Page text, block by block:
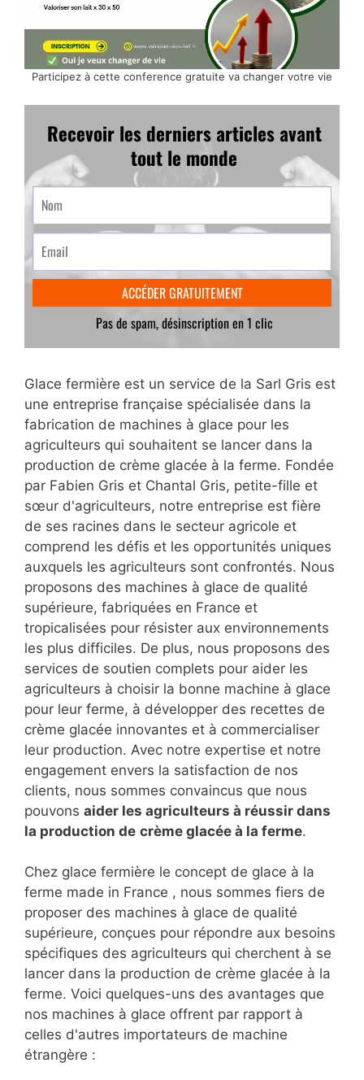
Participez à cette conference gratuite va changer votre vie
Glace fermière est un service de la Sarl Gris est
une entreprise française spécialisée dans la
fabrication de machines à glace pour les
agriculteurs qui souhaitent se lancer dans la
production de crème glacée à la ferme. Fondée
par Fabien Gris et Chantal Gris, petite-fille et
sœur d'agriculteurs, notre entreprise est fière
de ses racines dans le secteur agricole et
comprend les défis et les opportunités uniques
auxquels les agriculteurs sont confrontés. Nous
proposons des machines à glace de qualité
supérieure, fabriquées en France et
tropicalisées pour résister aux environnements
les plus difficiles. De plus, nous proposons des
services de soutien complets pour aider les
agriculteurs à choisir la bonne machine à glace
pour leur ferme, à développer des recettes de
crème glacée innovantes et à commercialiser
leur production. Avec notre expertise et notre
engagement envers la satisfaction de nos
clients, nous sommes convaincus que nous
pouvons aider les agriculteurs à réussir dans
la production de crème glacée à la ferme.
Chez glace fermière le concept de glace à la
ferme made in France , nous sommes fiers de
proposer des machines à glace de qualité
supérieure, conçues pour répondre aux besoins
spécifiques des agriculteurs qui cherchent à se
lancer dans la production de crème glacée à la
ferme. Voici quelques-uns des avantages que
nos machines à glace offrent par rapport à
celles d'autres importateurs de machine
étrangère :